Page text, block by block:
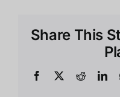
Share This
Facebook
X Reddit